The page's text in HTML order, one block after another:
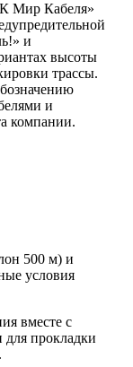
Мир Кабеля»
и
высоты
трассы.
и
компании.
500 м) и
условия
вместе с
прокладки